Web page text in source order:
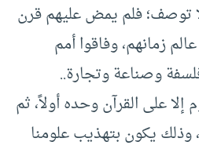
توصف؛ فلم يمض عليهم قرن
زمانهم، وفاقوا أمم
وصناعة وتجارة..
إلا على القرآن وحده أولاً، ثم
يكون بتهذيب علومنا